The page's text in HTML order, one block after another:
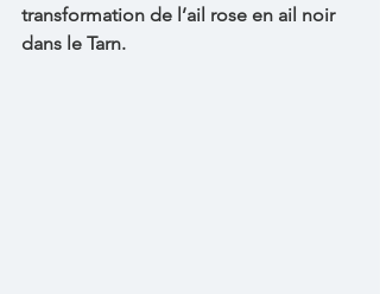
transformation de l’ail rose en ail noir
dans le Tarn.